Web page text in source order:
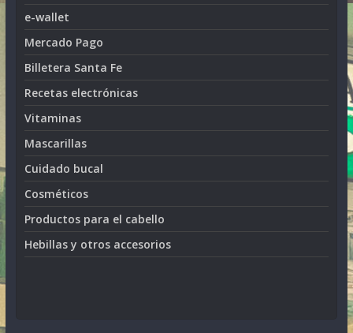
e-wallet
Mercado Pago
Billetera Santa Fe
Recetas electrónicas
Vitaminas
Mascarillas
Cuidado bucal
Cosméticos
Productos para el cabello
Hebillas y otros accesorios